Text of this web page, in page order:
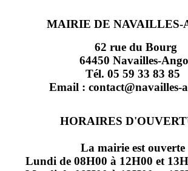
MAIRIE DE NAVAILLES-
62 rue du Bourg
64450 Navailles-
Tél. 05 59 33 83 85
Email : contact@navailles-
HORAIRES
La mairie est ouverte
Lundi de 08H00 à 12H00 et